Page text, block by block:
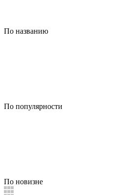
По названию
По популярности
По новизне